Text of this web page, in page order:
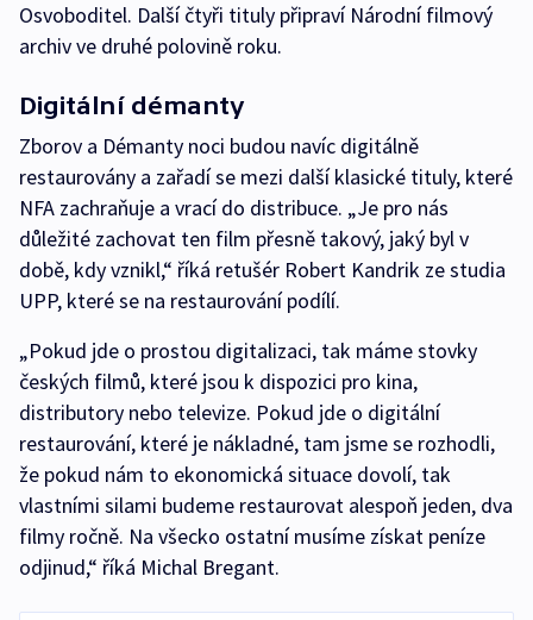
Osvoboditel. Další čtyři tituly připraví Národní filmový
archiv ve druhé polovině roku.
Digitální démanty
Zborov a Démanty noci budou navíc digitálně
restaurovány a zařadí se mezi další klasické tituly, které
NFA zachraňuje a vrací do distribuce. „Je pro nás
důležité zachovat ten film přesně takový, jaký byl v
době, kdy vznikl,“ říká retušér Robert Kandrik ze studia
UPP, které se na restaurování podílí.
„Pokud jde o prostou digitalizaci, tak máme stovky
českých filmů, které jsou k dispozici pro kina,
distributory nebo televize. Pokud jde o digitální
restaurování, které je nákladné, tam jsme se rozhodli,
že pokud nám to ekonomická situace dovolí, tak
vlastními silami budeme restaurovat alespoň jeden, dva
filmy ročně. Na všecko ostatní musíme získat peníze
odjinud,“ říká Michal Bregant.